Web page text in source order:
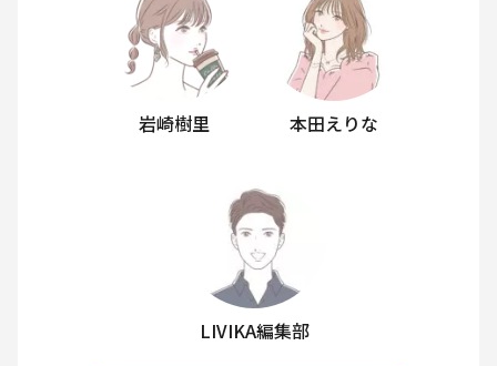
岩崎樹里 本田えりな
LIVIKA編集部